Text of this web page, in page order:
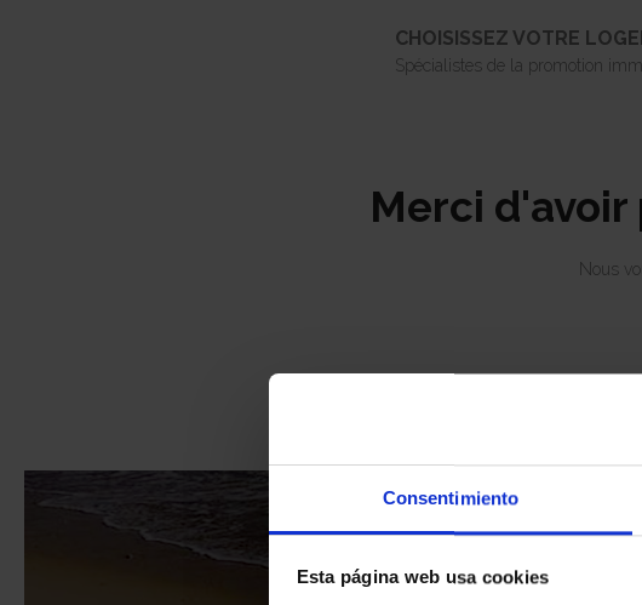
Consentimiento
Esta página web usa cookies
CHOISISSEZ VOTRE
Spécialistes de la promotion
Merci
Nous
Pourquoi TM : votre